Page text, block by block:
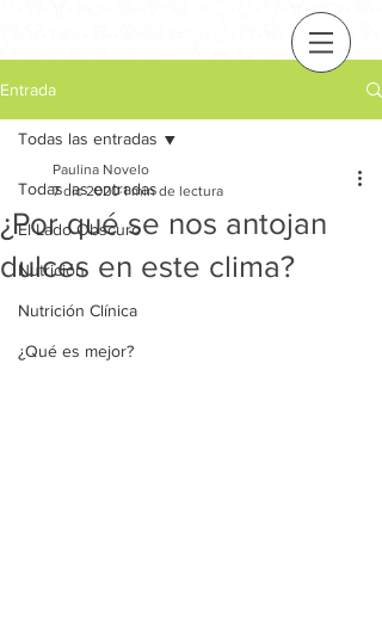
Entrada
Todas las entradas
El Lado Obscuro
Nutrición
Nutrición Clínica
¿Qué es mejor?
Todas las entradas
¿Por qué se nos antojan
dulces en este clima?
Paulina Novelo
7 dic 2020 1 min de lectura